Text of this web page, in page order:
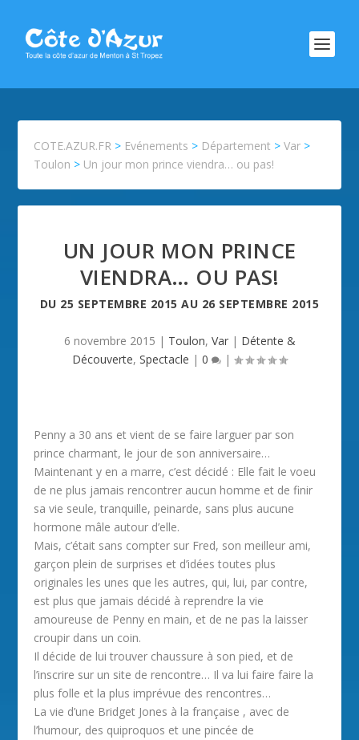
COTE.AZUR.FR > Evénements > Département >Var >
Toulon > Un jour mon prince viendra… ou pas!
UN JOUR MON PRINCE
VIENDRA… OU PAS!
DU 25 SEPTEMBRE 2015 AU 26 SEPTEMBRE 2015
6 novembre 2015 | Toulon, Var| Détente &
Découverte, Spectacle | 0 |
Penny a 30 ans et vient de se faire larguer par son
prince charmant, le jour de son anniversaire…
Maintenant y en a marre, c’est décidé : Elle fait le voeu
de ne plus jamais rencontrer aucun homme et de finir
sa vie seule, tranquille, peinarde, sans plus aucune
hormone mâle autour d’elle.
Mais, c’était sans compter sur Fred, son meilleur ami,
garçon plein de surprises et d’idées toutes plus
originales les unes que les autres, qui, lui, par contre,
est plus que jamais décidé à reprendre la vie
amoureuse de Penny en main, et de ne pas la laisser
croupir dans un coin.
Il décide de lui trouver chaussure à son pied, et de
l’inscrire sur un site de rencontre… Il va lui faire faire la
plus folle et la plus imprévue des rencontres…
La vie d’une Bridget Jones à la française , avec de
l’humour, des quiproquos et une pincée de